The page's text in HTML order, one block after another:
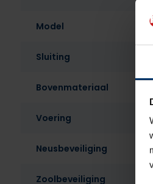
Model
Sluiting
Bovenmateriaal
Voering
Neusbeveiliging
Zoolbeveiliging